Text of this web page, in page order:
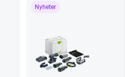
Nyheter